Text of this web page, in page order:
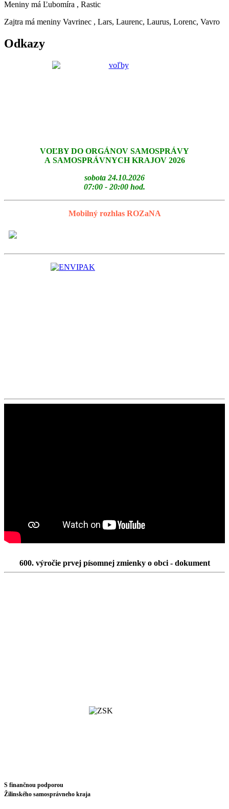
Meniny má Ľubomíra , Rastic
Zajtra má meniny Vavrinec , Lars, Laurenc, Laurus, Lorenc, Vavro
Odkazy
VOĽBY DO ORGÁNOV SAMOSPRÁVY
A SAMOSPRÁVNYCH KRAJOV 2026
sobota 24.10.2026
07:00 - 20:00 hod.
Mobilný rozhlas ROZaNA
600. výročie prvej písomnej zmienky o obci - dokument
S finančnou podporou
Žilinského samosprávneho kraja